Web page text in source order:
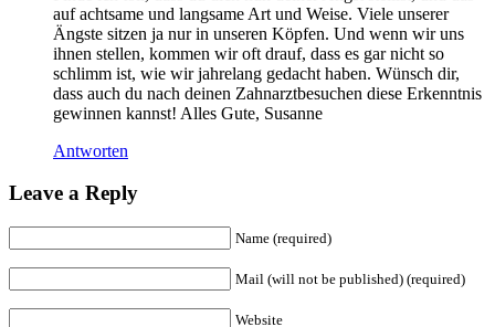
auf achtsame und langsame Art und Weise. Viele unserer
Ängste sitzen ja nur in unseren Köpfen. Und wenn wir uns
ihnen stellen, kommen wir oft drauf, dass es gar nicht so
schlimm ist, wie wir jahrelang gedacht haben. Wünsch dir,
dass auch du nach deinen Zahnarztbesuchen diese Erkenntnis
gewinnen kannst! Alles Gute, Susanne
Antworten
Leave a Reply
Name (required)
Mail (will not be published) (required)
Website